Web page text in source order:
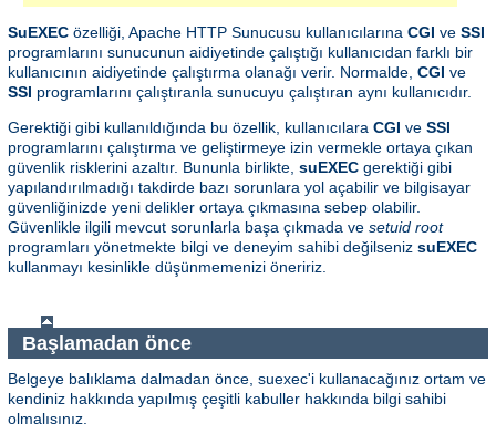
SuEXEC özelliği, Apache HTTP Sunucusu kullanıcılarına CGI ve SSI
programlarını sunucunun aidiyetinde çalıştığı kullanıcıdan farklı bir
kullanıcının aidiyetinde çalıştırma olanağı verir. Normalde, CGI ve
SSI programlarını çalıştıranla sunucuyu çalıştıran aynı kullanıcıdır.
Gerektiği gibi kullanıldığında bu özellik, kullanıcılara CGI ve SSI
programlarını çalıştırma ve geliştirmeye izin vermekle ortaya çıkan
güvenlik risklerini azaltır. Bununla birlikte, suEXEC gerektiği gibi
yapılandırılmadığı takdirde bazı sorunlara yol açabilir ve bilgisayar
güvenliğinizde yeni delikler ortaya çıkmasına sebep olabilir.
Güvenlikle ilgili mevcut sorunlarla başa çıkmada ve setuid root
programları yönetmekte bilgi ve deneyim sahibi değilseniz suEXEC
kullanmayı kesinlikle düşünmemenizi öneririz.
Başlamadan önce
Belgeye balıklama dalmadan önce, suexec'i kullanacağınız ortam ve
kendiniz hakkında yapılmış çeşitli kabuller hakkında bilgi sahibi
olmalısınız.